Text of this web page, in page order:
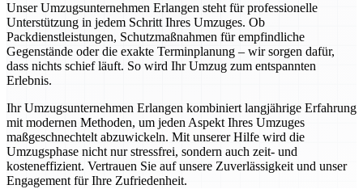
Unser Umzugsunternehmen Erlangen steht für professionelle
Unterstützung in jedem Schritt Ihres Umzuges. Ob
Packdienstleistungen, Schutzmaßnahmen für empfindliche
Gegenstände oder die exakte Terminplanung – wir sorgen dafür,
dass nichts schief läuft. So wird Ihr Umzug zum entspannten
Erlebnis.
Ihr Umzugsunternehmen Erlangen kombiniert langjährige Erfahrung
mit modernen Methoden, um jeden Aspekt Ihres Umzuges
maßgeschnechtelt abzuwickeln. Mit unserer Hilfe wird die
Umzugsphase nicht nur stressfrei, sondern auch zeit- und
kosteneffizient. Vertrauen Sie auf unsere Zuverlässigkeit und unser
Engagement für Ihre Zufriedenheit.